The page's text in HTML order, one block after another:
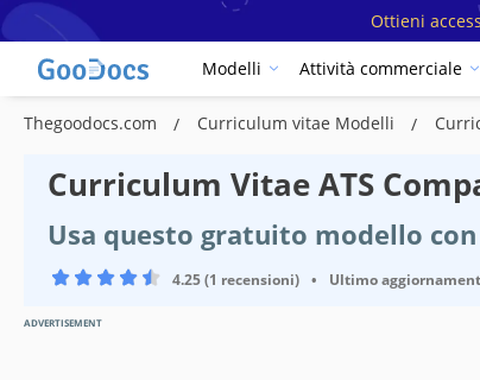
Ottieni
Modelli Attività commerciale
Thegoodocs.com Curriculum vitae Modelli
Curriculum Vitae ATS
Usa questo gratuito modello
4.25 (1 recensioni) • Ultimo
ADVERTISEMENT